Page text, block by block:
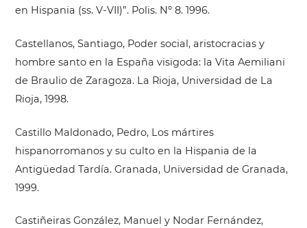
en Hispania (ss. V-VII)”. Polis. Nº 8. 1996.
Castellanos, Santiago, Poder social, aristocracias y
hombre santo en la España visigoda: la Vita Aemiliani
de Braulio de Zaragoza. La Rioja, Universidad de La
Rioja, 1998.
Castillo Maldonado, Pedro, Los mártires
hispanorromanos y su culto en la Hispania de la
Antigüedad Tardía. Granada, Universidad de Granada,
1999.
Castiñeiras González, Manuel y Nodar Fernández,